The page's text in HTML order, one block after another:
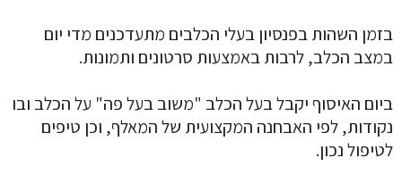
בזמן השהות בפנסיון בעלי הכלבים מתעדכנים מדי יום
במצב הכלב, לרבות באמצעות סרטונים ותמונות.
ביום האיסוף יקבל בעל הכלב "משוב בעל פה" על הכלב ובו
נקודות, לפי האבחנה המקצועית של המאלף, וכן טיפים
לטיפול נכון.